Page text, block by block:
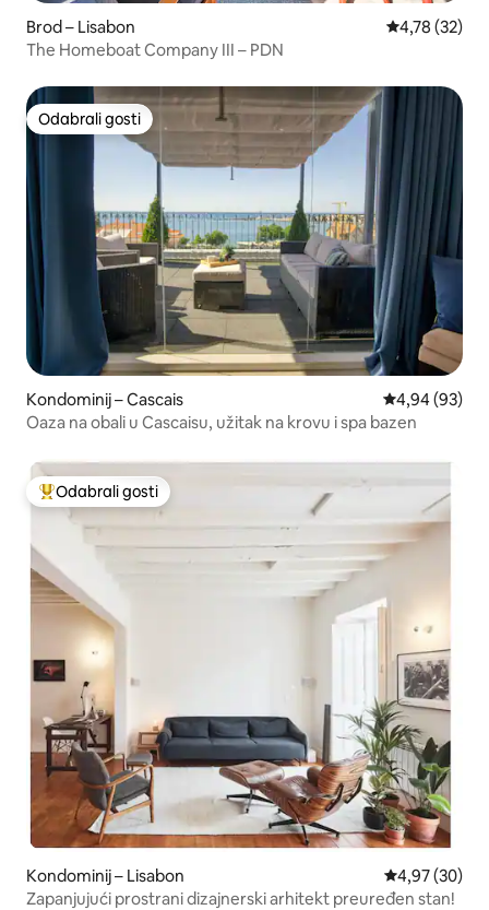
Brod – Lisabon Prosječna
4,78 (32)
The Homeboat Company III – PDN
Odabrali gosti
Odabrali gosti
Kondominij – Cascais Prosječna
4,94 (93)
Oaza na obali u Cascaisu, užitak na krovu i spa bazen
Među najviše rangiranima s oznakom „Odabrali gosti”
Odabrali gosti
Kondominij – Lisabon Prosječna
4,97 (30)
Zapanjujući prostrani dizajnerski arhitekt preuređen stan!